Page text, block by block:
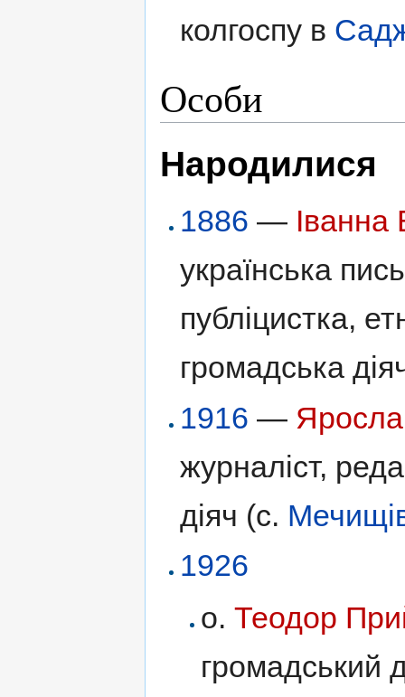
колгоспу в
Особи
Народилися
1886 —
українська
публіцистка,
громадська
1916 —
журналіст,
діяч (с.
1926
о. Теодор
громадський